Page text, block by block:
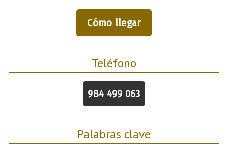
Cómo llegar
Teléfono
984 499 063
Palabras clave